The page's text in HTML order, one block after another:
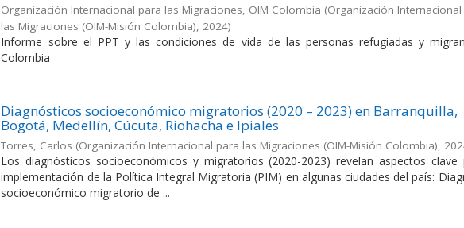
Organización Internacional para las Migraciones, OIM Colombia (Organización
las Migraciones (OIM-Misión Colombia), 2024)
Informe sobre el PPT y las condiciones de vida de las personas refugiadas y
Colombia
Diagnósticos socioeconómico migratorios (2020 – 2023) en Barranquilla,
Bogotá, Medellín, Cúcuta, Riohacha e Ipiales
Torres, Carlos (Organización Internacional para las Migraciones (OIM-Misión Colombia),
Los diagnósticos socioeconómicos y migratorios (2020-2023) revelan aspectos clave
implementación de la Política Integral Migratoria (PIM) en algunas ciudades del país:
socioeconómico migratorio de ...